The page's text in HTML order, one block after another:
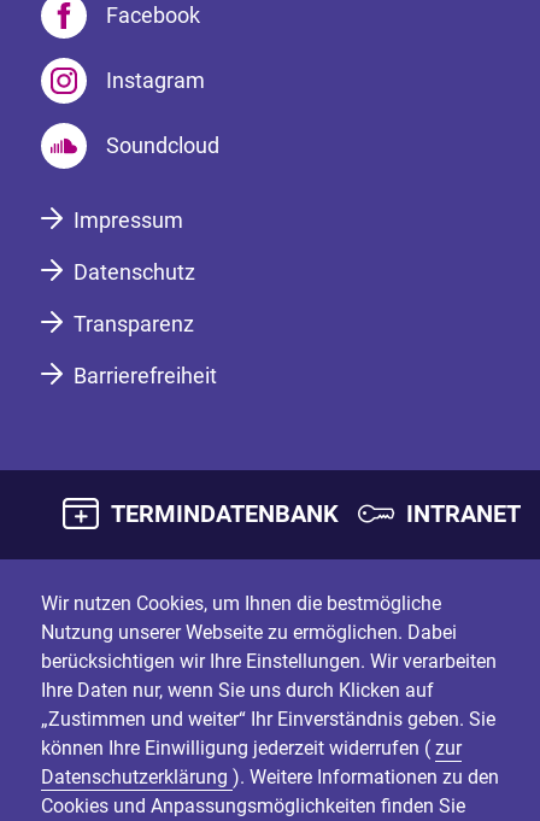
Facebook
Instagram
Soundcloud
Impressum
Datenschutz
Transparenz
Barrierefreiheit
TERMINDATENBANK INTRANET
Wir nutzen Cookies, um Ihnen die bestmögliche
Nutzung unserer Webseite zu ermöglichen. Dabei
berücksichtigen wir Ihre Einstellungen. Wir verarbeiten
Ihre Daten nur, wenn Sie uns durch Klicken auf
„Zustimmen und weiter“ Ihr Einverständnis geben. Sie
können Ihre Einwilligung jederzeit widerrufen ( zur
Datenschutzerklärung ). Weitere Informationen zu den
Cookies und Anpassungsmöglichkeiten finden Sie